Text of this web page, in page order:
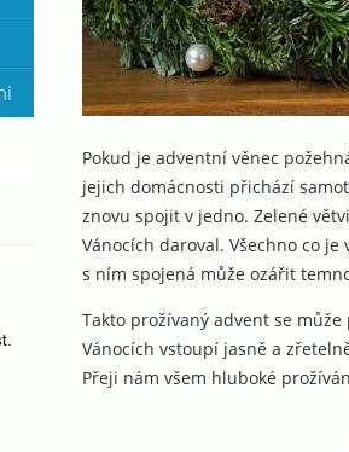
Pokud je adventní věnec
jejich domácnosti přichází
znovu spojit v jedno. Zelené
Vánocích daroval. Všechno co
s ním spojená může ozářit
Takto prožívaný advent se
Vánocích vstoupí jasně a
Přeji nám všem hluboké